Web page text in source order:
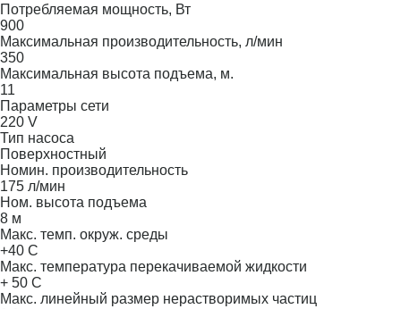
Потребляемая мощность, Вт
900
Максимальная производительность, л/мин
350
Максимальная высота подъема, м.
11
Параметры сети
220 V
Тип насоса
Поверхностный
Номин. производительность
175 л/мин
Ном. высота подъема
8 м
Макс. темп. окруж. среды
+40 С
Макс. температура перекачиваемой жидкости
+ 50 С
Макс. линейный размер нерастворимых частиц